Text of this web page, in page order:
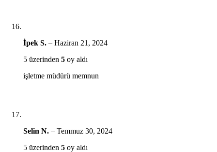
İpek S. – Haziran 21, 2024
5 üzerinden 5 oy aldı
işletme müdürü memnun
Selin N. – Temmuz 30, 2024
5 üzerinden 5 oy aldı